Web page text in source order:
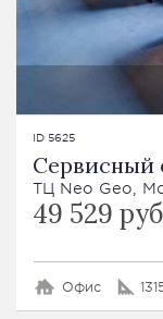
ID 5625
Сервисный
ТЦ Neo Geo,
49 529
Офис